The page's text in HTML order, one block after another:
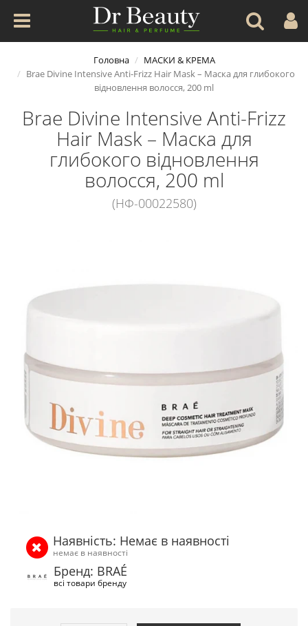
Головна
МАСКИ & КРЕМА
Brae Divine Intensive Anti-Frizz Hair Mask – Маска для глибокого
відновлення волосся, 200 ml
Brae Divine Intensive Anti-Frizz
Hair Mask – Маска для
глибокого відновлення
волосся, 200 ml
(НФ-00022580)
Наявність: Немає в наявності
немає в наявності
Бренд: BRAÉ
всі товари бренду